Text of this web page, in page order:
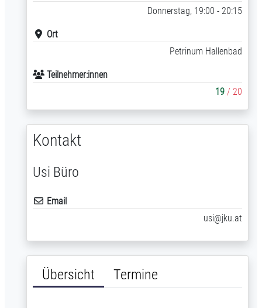
Übersicht Termine
Donnerstag, 19:00 - 20:15
Ort
Petrinum Hallenbad
Teilnehmer:innen
19 / 20
Kontakt
Usi Büro
Email
usi@jku.at